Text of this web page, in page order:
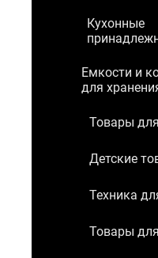
Кухонные
Емкости и
для
Товары
Детские
Техника
Товары